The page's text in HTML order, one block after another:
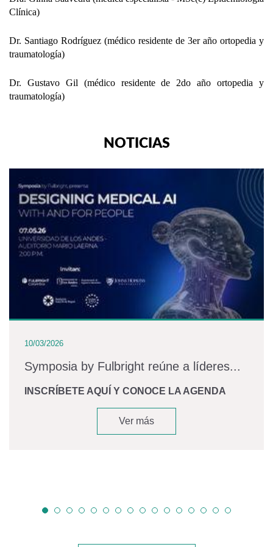
Clínica)
Dr. Santiago Rodríguez (médico residente de 3er año ortopedia y
traumatología)
Dr. Gustavo Gil (médico residente de 2do año ortopedia y
traumatología)
NOTICIAS
10/03/2026
Symposia by Fulbright reúne a líderes...
INSCRÍBETE AQUÍ Y CONOCE LA AGENDA
Ver más